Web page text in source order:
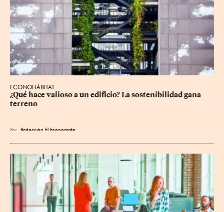
ECONOHÁBITAT
¿Qué hace valioso a un edificio? La sostenibilidad gana
terreno
Por Redacción El Economista